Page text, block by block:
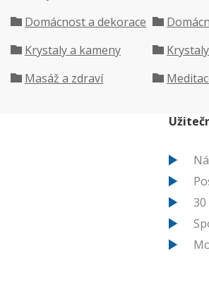
Domácnost a dekorace
Krystaly a kameny
Masáž a zdraví